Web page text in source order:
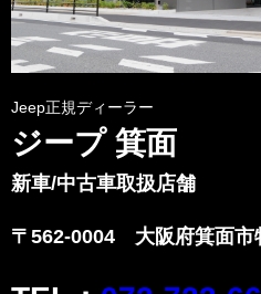
Jeep正規ディーラー
ジープ 箕面
新車/中古車取扱店舗
〒562-0004 大阪府箕面市